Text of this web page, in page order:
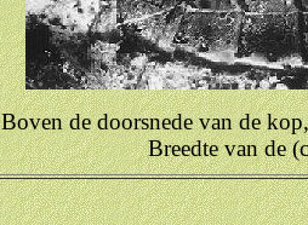
Boven de doorsnede van de
Breedte van de